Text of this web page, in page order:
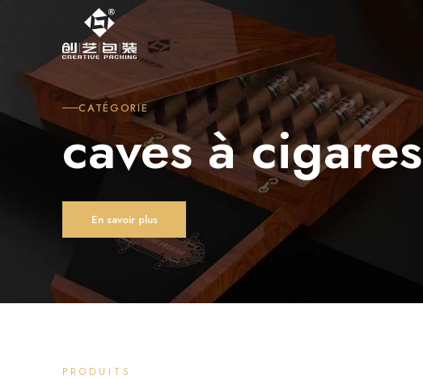
CATÉGORIE
caves à cigares
En savoir plus
PRODUITS